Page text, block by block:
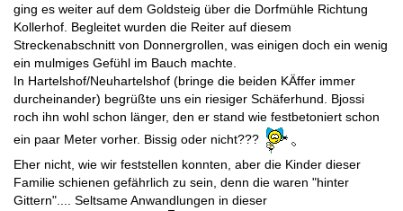
ging es weiter auf dem Goldsteig über die Dorfmühle Richtung
Kollerhof. Begleitet wurden die Reiter auf diesem
Streckenabschnitt von Donnergrollen, was einigen doch ein wenig
ein mulmiges Gefühl im Bauch machte.
In Hartelshof/Neuhartelshof (bringe die beiden KÄffer immer
durcheinander) begrüßte uns ein riesiger Schäferhund. Bjossi
roch ihn wohl schon länger, den er stand wie festbetoniert schon
ein paar Meter vorher. Bissig oder nicht???
Eher nicht, wie wir feststellen konnten, aber die Kinder dieser
Familie schienen gefährlich zu sein, denn die waren "hinter
Gittern".... Seltsame Anwandlungen in dieser